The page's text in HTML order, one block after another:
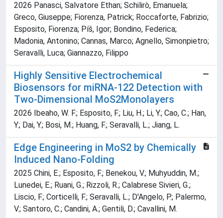
2026 Panasci, Salvatore Ethan; Schilirò, Emanuela;
Greco, Giuseppe; Fiorenza, Patrick; Roccaforte, Fabrizio;
Esposito, Fiorenza; Píš, Igor; Bondino, Federica;
Madonia, Antonino; Cannas, Marco; Agnello, Simonpietro;
Seravalli, Luca; Giannazzo, Filippo
Highly Sensitive Electrochemical
Biosensors for miRNA-122 Detection with
Two-Dimensional MoS2Monolayers
2026 Ibeaho, W. F.; Esposito, F.; Liu, H.; Li, Y.; Cao, C.; Han,
Y.; Dai, Y.; Bosi, M.; Huang, F.; Seravalli, L.; Jiang, L.
Edge Engineering in MoS2 by Chemically
Induced Nano-Folding
2025 Chini, E.; Esposito, F.; Benekou, V.; Muhyuddin, M.;
Lunedei, E.; Ruani, G.; Rizzoli, R.; Calabrese Sivieri, G.;
Liscio, F.; Corticelli, F.; Seravalli, L.; D'Angelo, P.; Palermo,
V.; Santoro, C.; Candini, A.; Gentili, D.; Cavallini, M.